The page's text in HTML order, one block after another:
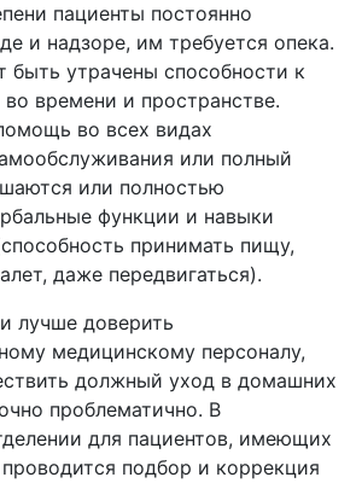
пациенты постоянно
и надзоре, им требуется опека.
быть утрачены способности к
времени и пространстве.
во всех видах
или полный
или полностью
функции и навыки
принимать пищу,
даже передвигаться).
лучше доверить
медицинскому персоналу,
должный уход в домашних
проблематично. В
для пациентов, имеющих
подбор и коррекция